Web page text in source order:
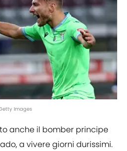
Images
anche il bomber principe
a vivere giorni durissimi.